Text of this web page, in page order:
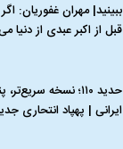
ببینید| مهران غفوریان:
قبل از اکبر عبدی از دنیا
حدید ۱۱۰؛ نسخه
ایرانی | پهپاد انتحاری